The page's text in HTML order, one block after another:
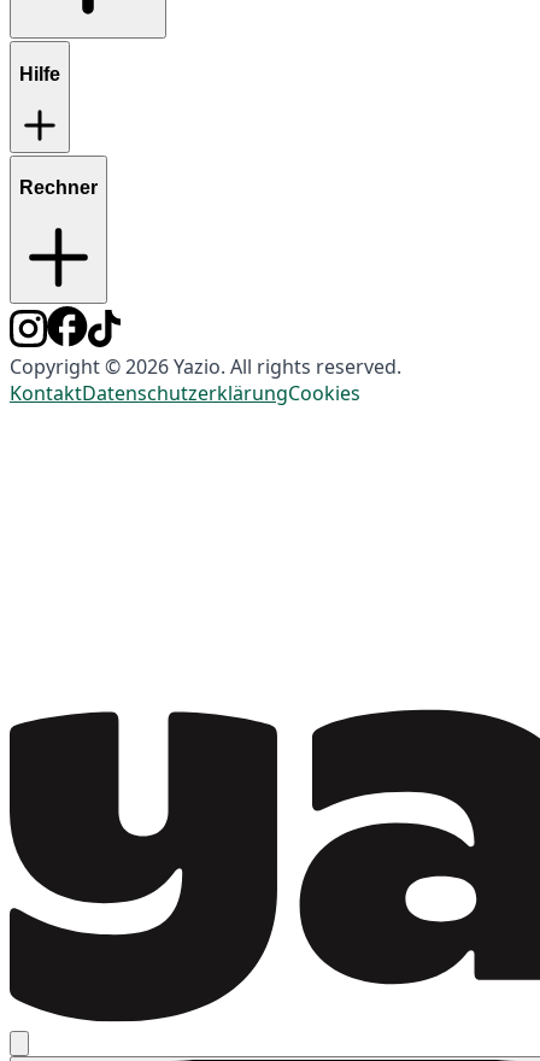
Hilfe
Rechner
Copyright © 2026 Yazio. All rights reserved.
KontaktDatenschutzerklärungCookies